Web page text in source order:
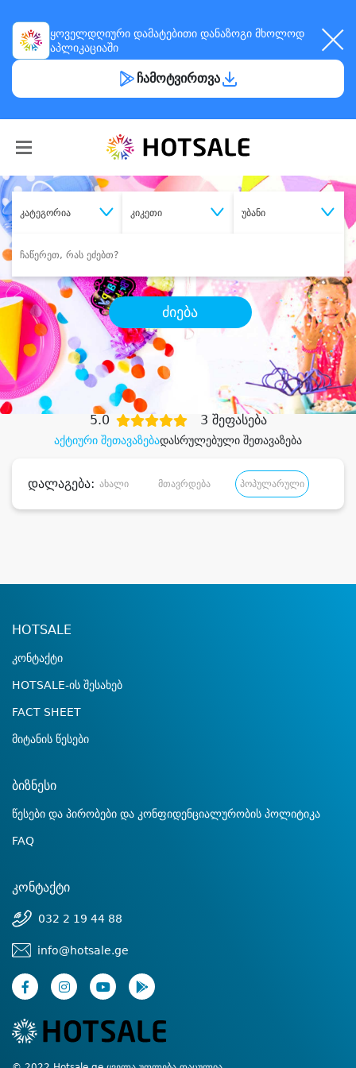
ყოველდღიური დამატებითი დანაზოგი მხოლოდ
აპლიკაციაში
ჩამოტვირთვა
კატეგორია კიკეთი უბანი
ძიება
შეიძინესასურველი მომსახურება
დიდი დანაზოგით
აქტიური შეთავაზებადასრულებული შეთავაზება
5.0 3 შეფასება
დალაგება: ახალი მთავრდება პოპულარული
HOTSALE
კონტაქტი
HOTSALE-ის შესახებ
FACT SHEET
მიტანის წესები
ბიზნესი
წესები და პირობები და კონფიდენციალურობის პოლიტიკა
FAQ
კონტაქტი
032 2 19 44 88
info@hotsale.ge